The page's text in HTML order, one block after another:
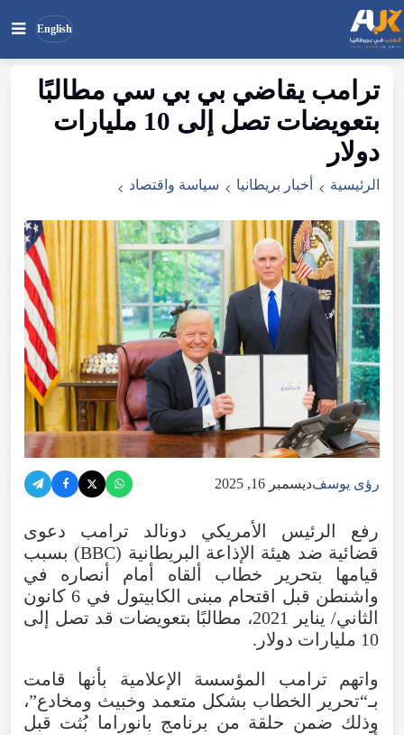
English
ابحث
في
الموقع
بحث
ترامب يقاضي بي بي سي مطالبًا
بتعويضات تصل إلى 10 مليارات
دولار
الرئيسية أخبار بريطانيا سياسة واقتصاد
رؤى يوسفديسمبر 16, 2025
رفع الرئيس الأمريكي دونالد ترامب دعوى
قضائية ضد هيئة الإذاعة البريطانية (BBC) بسبب
قيامها بتحرير خطاب ألقاه أمام أنصاره في
واشنطن قبل اقتحام مبنى الكابيتول في 6 كانون
الثاني/ يناير 2021، مطالبًا بتعويضات قد تصل إلى
10 مليارات دولار.
واتهم ترامب المؤسسة الإعلامية بأنها قامت
بـ“تحرير الخطاب بشكل متعمد وخبيث ومخادع”،
وذلك ضمن حلقة من برنامج بانوراما بُثت قبل